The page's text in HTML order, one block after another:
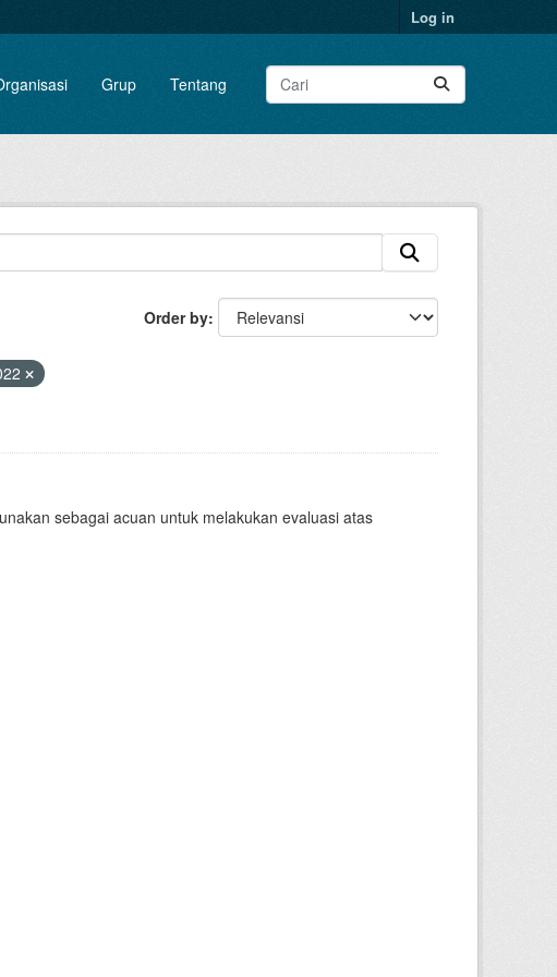
Log in
Grup Tentang
Order by
sebagai acuan untuk melakukan evaluasi atas